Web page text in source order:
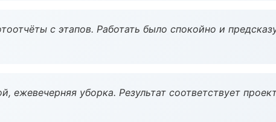
с этапов. Работать было спокойно и
ежевечерняя уборка. Результат соответствует